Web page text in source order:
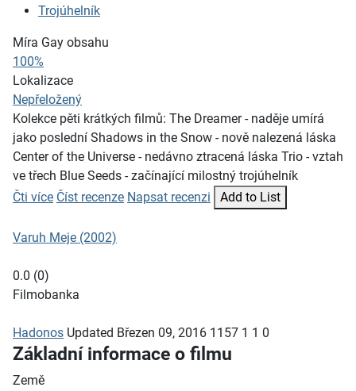
Trojúhelník
Míra Gay obsahu
100%
Lokalizace
Nepřeložený
Kolekce pěti krátkých filmů: The Dreamer - naděje umírá
jako poslední Shadows in the Snow - nově nalezená láska
Center of the Universe - nedávno ztracená láska Trio - vztah
ve třech Blue Seeds - začínající milostný trojúhelník
Čti více Číst recenze Napsat recenzi Add to List
Varuh Meje (2002)
0.0 (0)
Filmobanka
Hadonos Updated Březen 09, 2016 1157 1 1 0
Základní informace o filmu
Země